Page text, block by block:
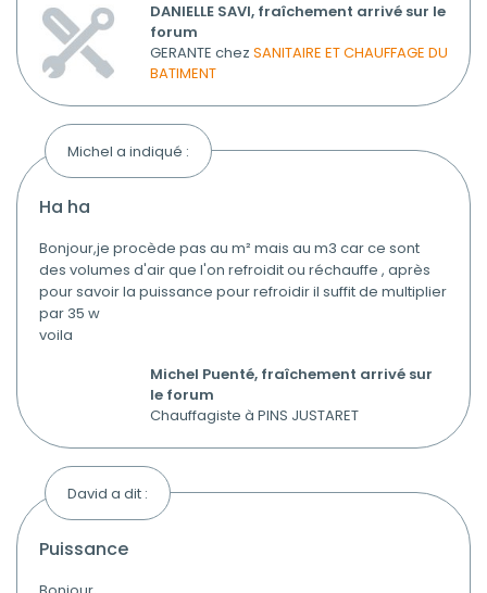
DANIELLE SAVI, fraîchement arrivé sur le
forum
GERANTE chez SANITAIRE ET CHAUFFAGE DU
BATIMENT
Michel a indiqué :
ha ha
Bonjour,je procède pas au m² mais au m3 car ce sont
des volumes d'air que l'on refroidit ou réchauffe , après
pour savoir la puissance pour refroidir il suffit de multiplier
par 35 w
voila
Michel Puenté, fraîchement arrivé sur
le forum
Chauffagiste à PINS JUSTARET
David a dit :
puissance